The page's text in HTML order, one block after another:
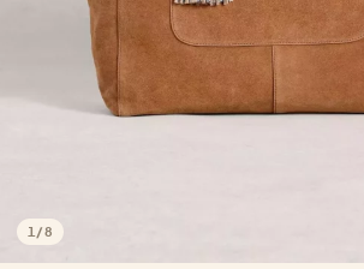
1 /8